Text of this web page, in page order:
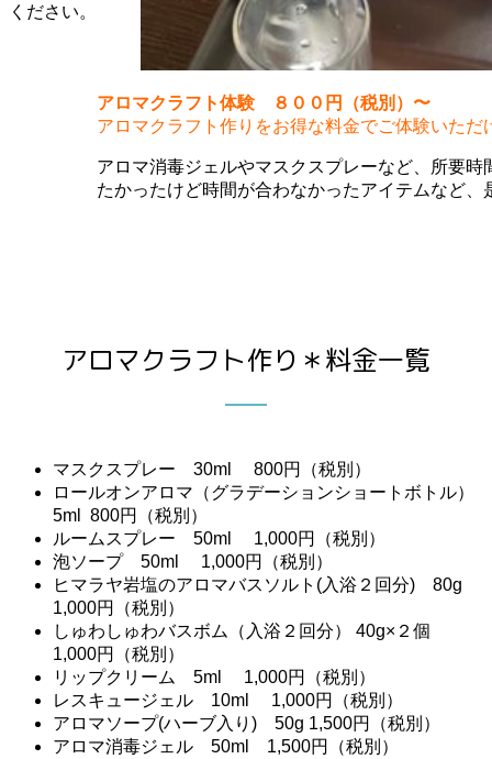
ください。
アロマクラフト体験 ８００円（税別）〜
アロマクラフト作りをお得な料金でご体験いただ
アロマ消毒ジェルやマスクスプレーなど、所要
たかったけど時間が合わなかったアイテムなど
アロマクラフト作り＊料金一覧
マスクスプレー 30ml 800円（税別）
ロールオンアロマ（グラデーションショートボトル）
5ml 800円（税別）
ルームスプレー 50ml 1,000円（税別）
泡ソープ 50ml 1,000円（税別）
ヒマラヤ岩塩のアロマバスソルト(入浴２回分) 80g
1,000円（税別）
しゅわしゅわバスボム（入浴２回分） 40g×２個
1,000円（税別）
リップクリーム 5ml 1,000円（税別）
レスキュージェル 10ml 1,000円（税別）
アロマソープ(ハーブ入り) 50g 1,500円（税別）
アロマ消毒ジェル 50ml 1,500円（税別）